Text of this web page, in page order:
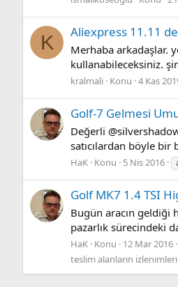
K Aliexpress 11.11
Merhaba arkadaşlar.
kullanabileceksiniz.
kralmali Konu 4 Kas
Golf-7 Gelmesi
Değerli
satıcılardan böyle bir
HaK Konu 5 Nis 2016
Golf MK7 1.4 TSI
Bugün aracın geldiği
pazarlık sürecindeki
HaK Konu 12 Mar 2016
teslim alanların